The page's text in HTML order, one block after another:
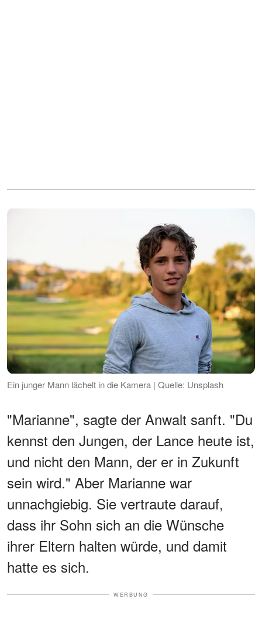
Ein junger Mann lächelt in die Kamera | Quelle: Unsplash
"Marianne", sagte der Anwalt sanft. "Du
kennst den Jungen, der Lance heute ist,
und nicht den Mann, der er in Zukunft
sein wird." Aber Marianne war
unnachgiebig. Sie vertraute darauf,
dass ihr Sohn sich an die Wünsche
ihrer Eltern halten würde, und damit
hatte es sich.
WERBUNG